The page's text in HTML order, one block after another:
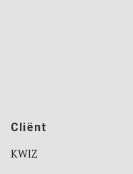
Cliënt
KWIZ